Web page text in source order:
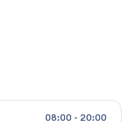
08:00 - 20:00